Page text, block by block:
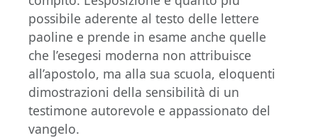
possibile aderente al testo delle lettere
paoline e prende in esame anche quelle
che l’esegesi moderna non attribuisce
all’apostolo, ma alla sua scuola, eloquenti
dimostrazioni della sensibilità di un
testimone autorevole e appassionato del
vangelo.